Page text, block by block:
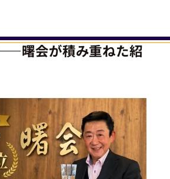
曙会が積み重ねた紹